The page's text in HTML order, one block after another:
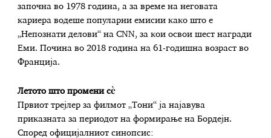
започна во 1978 година, а за време на неговата
кариера водеше популарни емисии како што е
„Непознати делови“ на CNN, за кои освои шест награди
Еми. Почина во 2018 година на 61-годишна возраст во
Франција.
Летото што промени сè
Првиот трејлер за филмот „Тони“ ја најавува
приказната за периодот на формирање на Бордејн.
Според официјалниот синопсис: